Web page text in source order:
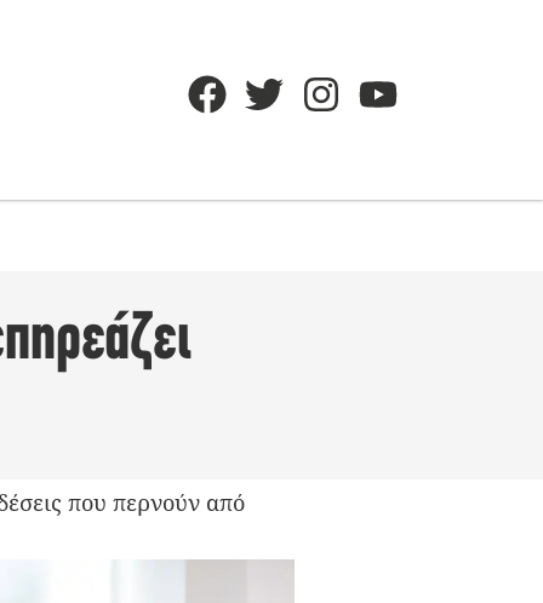
που περνούν από